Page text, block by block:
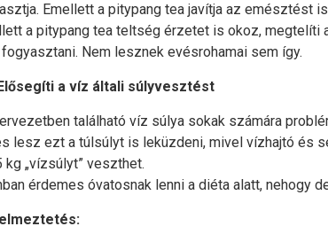
Emellett a pitypang tea javítja az emésztést
a pitypang tea teltség érzetet is okoz,
Nem lesznek evésrohamai sem így.
a víz általi súlyvesztést
található víz súlya sokak számára
lesz ezt a túlsúlyt is leküzdeni, mivel vízhajtó és
kg „vízsúlyt” veszthet.
érdemes óvatosnak lenni a diéta alatt, nehogy